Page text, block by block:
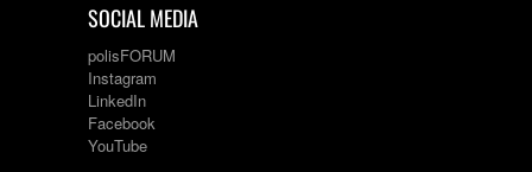
SOCIAL MEDIA
polisFORUM
Instagram
LinkedIn
Facebook
YouTube